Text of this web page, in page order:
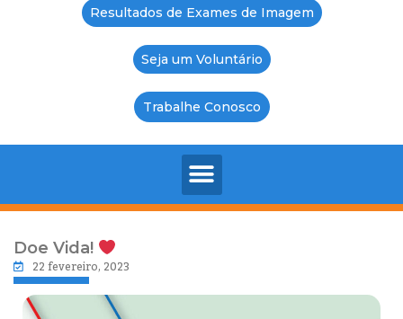
Resultados de Exames de Imagem
Seja um Voluntário
Trabalhe Conosco
Doe Vida!
22 fevereiro, 2023